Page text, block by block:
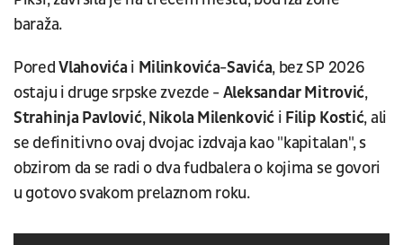
baraža.
PoredVlahovićai Milinkovića-Savića, bez SP 2026
ostaju i druge srpske zvezde -Aleksandar Mitrović,
Strahinja Pavlović,Nikola Milenković i Filip Kostić, ali
se definitivno ovaj dvojac izdvaja kao "kapitalan", s
obzirom da se radi o dva fudbalera o kojima se govori
u gotovo svakom prelaznom roku.